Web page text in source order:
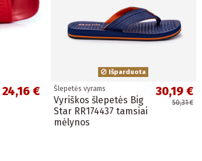
24,16 €
Išparduota
Šlepetės vyrams
Vyriškos šlepetės Big
Star RR174437 tamsiai
mėlynos
30,19 €
50,31 €